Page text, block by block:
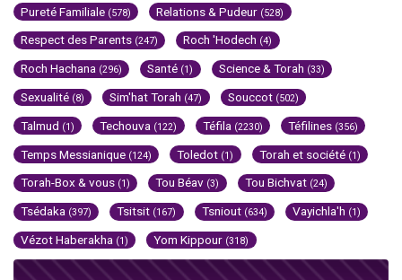
Pureté Familiale (578) Relations & Pudeur (528)
Respect des Parents (247) Roch 'Hodech (4)
Roch Hachana (296) Santé (1) Science & Torah (33)
Sexualité (8) Sim'hat Torah (47) Souccot (502)
Talmud (1) Techouva (122) Téfila (2230) Téfilines (356)
Temps Messianique (124) Toledot (1) Torah et société (1)
Torah-Box & vous (1) Tou Béav (3) Tou Bichvat (24)
Tsédaka (397) Tsitsit (167) Tsniout (634) Vayichla'h (1)
Vézot Haberakha (1) Yom Kippour (318)